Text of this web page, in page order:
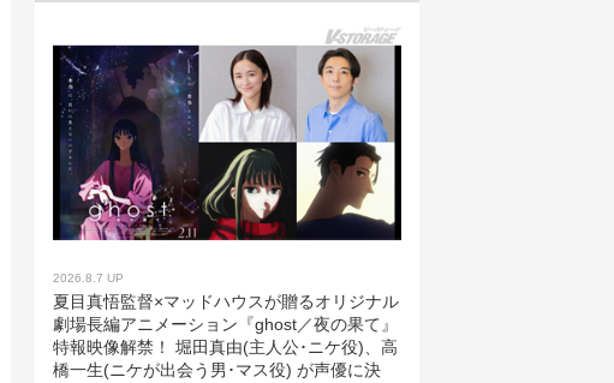
2026.8.7 UP
夏目真悟監督×マッドハウスが贈るオリジナル
劇場長編アニメーション『ghost／夜の果て』
特報映像解禁！ 堀田真由(主人公･ニケ役)、高
橋一生(ニケが出会う男･マス役) が声優に決